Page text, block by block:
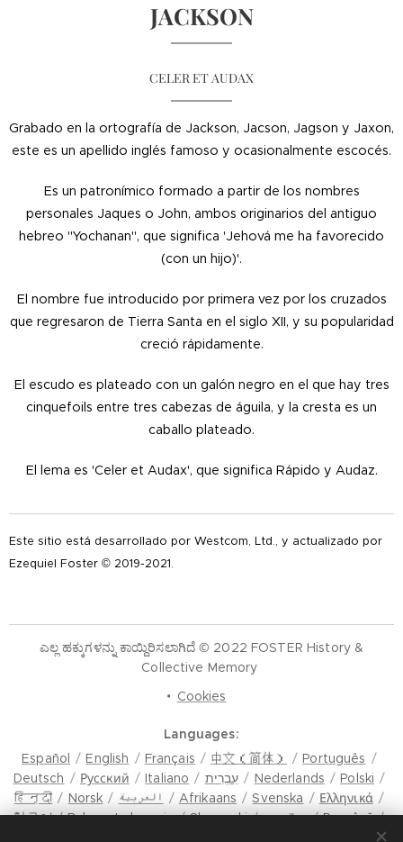
JACKSON
CELER ET AUDAX
Grabado en la ortografía de Jackson, Jacson, Jagson y Jaxon,
este es un apellido inglés famoso y ocasionalmente escocés.
Es un patronímico formado a partir de los nombres
personales Jaques o John, ambos originarios del antiguo
hebreo "Yochanan", que significa 'Jehová me ha favorecido
(con un hijo)'.
El nombre fue introducido por primera vez por los cruzados
que regresaron de Tierra Santa en el siglo XII, y su popularidad
creció rápidamente.
El escudo es plateado con un galón negro en el que hay tres
cinquefoils entre tres cabezas de águila, y la cresta es un
caballo plateado.
El lema es 'Celer et Audax', que significa Rápido y Audaz.
Este sitio está desarrollado por Westcom, Ltd., y actualizado por
Ezequiel Foster © 2019-2021.
ಎಲ್ಲ ಹಕ್ಕುಗಳನ್ನು ಕಾಯ್ದಿರಿಸಲಾಗಿದೆ © 2022 FOSTER History &
Collective Memory
Cookies
Languages
Español
English Français 中文（简体）
Português
Deutsch
Русский Italiano עִבְרִית Nederlands
Polski
हिन्दी
Norsk العربية Afrikaans Svenska
Ελληνικά
한국어
Bahasa Indonesia Slovenski ภาษาไทย
Română